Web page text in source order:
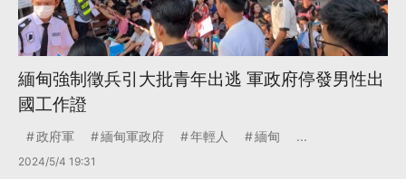
緬甸強制徵兵引大批青年出逃 軍政府停發男性出
國工作證
政府軍 緬甸軍政府 年輕人 緬甸 ...
2024/5/4 19:31